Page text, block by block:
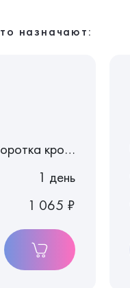
назначают:
Сыворотка крови
1 день
1 065 ₽